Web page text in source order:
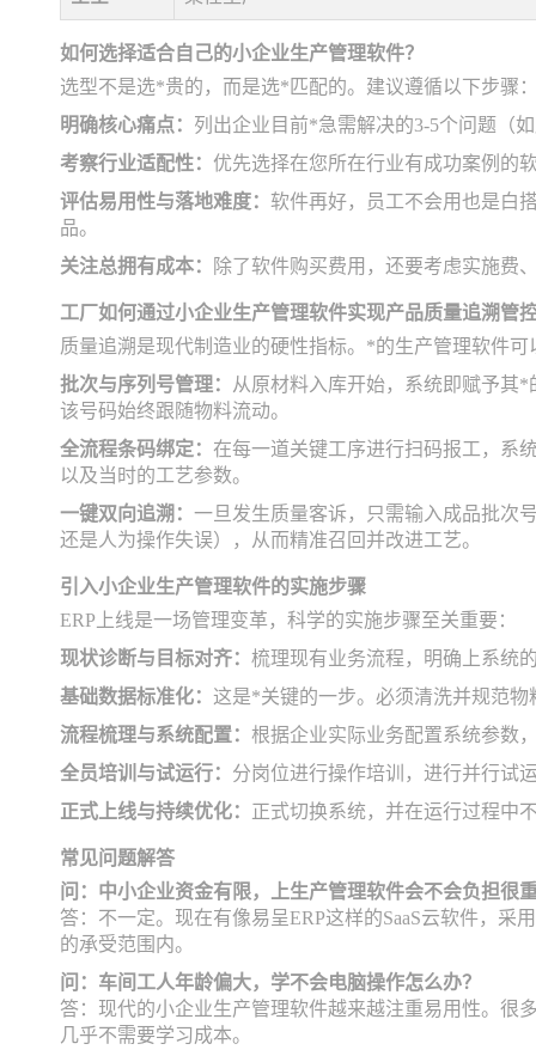
如何选择适合自己的小企业生产管理软件？
选型不是选*贵的，而是选*匹配的。建议遵循以下步骤
明确核心痛点： 列出企业目前*急需解决的3-5个问题（
考察行业适配性： 优先选择在您所在行业有成功案例的
评估易用性与落地难度： 软件再好，员工不会用也是白
品。
关注总拥有成本：
除了软件购买费用，还要考虑实施费
工厂如何通过小企业生产管理软件实现产品质量追溯管
质量追溯是现代制造业的硬性指标。*的生产管理软件
批次与序列号管理：
从原材料入库开始，系统即赋予其
该号码始终跟随物料流动。
全流程条码绑定： 在每一道关键工序进行扫码报工，系
以及当时的工艺参数。
一键双向追溯： 一旦发生质量客诉，只需输入成品批次
还是人为操作失误），从而精准召回并改进工艺。
引入小企业生产管理软件的实施步骤
ERP上线是一场管理变革，科学的实施步骤至关重要：
现状诊断与目标对齐： 梳理现有业务流程，明确上系统
基础数据标准化： 这是*关键的一步。必须清洗并规范
流程梳理与系统配置： 根据企业实际业务配置系统参数
全员培训与试运行： 分岗位进行操作培训，进行并行试
正式上线与持续优化： 正式切换系统，并在运行过程中
常见问题解答
问：中小企业资金有限，上生产管理软件会不会负担很
答：不一定。现在有像易呈ERP这样的SaaS云软件，
的承受范围内。
问：车间工人年龄偏大，学不会电脑操作怎么办？
答：现代的小企业生产管理软件越来越注重易用性。很
几乎不需要学习成本。